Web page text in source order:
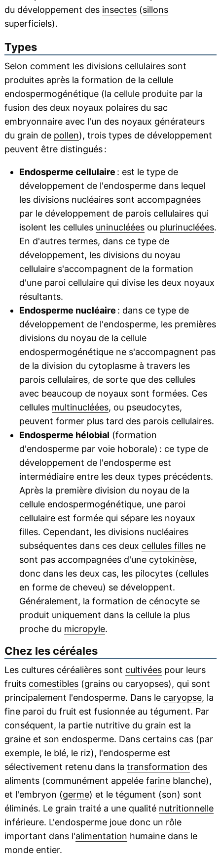
du développement des insectes(sillons
superficiels).
Types
Selon comment les divisions cellulaires sont
produites après la formation de la cellule
endospermogénétique (la cellule produite par la
fusion des deux noyaux polaires du sac
embryonnaire avec l'un des noyaux générateurs
du grain de pollen), trois types de développement
peuvent être distingués :
Endosperme cellulaire : est le type de
développement de l'endosperme dans lequel
les divisions nucléaires sont accompagnées
par le développement de parois cellulaires qui
isolent les cellules uninuclééesou plurinucléées.
En d'autres termes, dans ce type de
développement, les divisions du noyau
cellulaire s'accompagnent de la formation
d'une paroi cellulaire qui divise les deux noyaux
résultants.
Endosperme nucléaire : dans ce type de
développement de l'endosperme, les premières
divisions du noyau de la cellule
endospermogénétique ne s'accompagnent pas
de la division du cytoplasme à travers les
parois cellulaires, de sorte que des cellules
avec beaucoup de noyaux sont formées. Ces
cellules multinucléées, ou pseudocytes,
peuvent former plus tard des parois cellulaires.
Endosperme hélobial (formation
d'endosperme par voie hoborale) : ce type de
développement de l'endosperme est
intermédiaire entre les deux types précédents.
Après la première division du noyau de la
cellule endospermogénétique, une paroi
cellulaire est formée qui sépare les noyaux
filles. Cependant, les divisions nucléaires
subséquentes dans ces deux cellules fillesne
sont pas accompagnées d'une cytokinèse,
donc dans les deux cas, les pilocytes (cellules
en forme de cheveu) se développent.
Généralement, la formation de cénocyte se
produit uniquement dans la cellule la plus
proche du micropyle.
Chez les céréales
Les cultures céréalières sont cultivéespour leurs
fruits comestibles(grains ou caryopses), qui sont
principalement l'endosperme. Dans le caryopse, la
fine paroi du fruit est fusionnée au tégument. Par
conséquent, la partie nutritive du grain est la
graine et son endosperme. Dans certains cas (par
exemple, le blé, le riz), l'endosperme est
sélectivement retenu dans la transformation des
aliments (communément appelée farineblanche),
et l'embryon (germe) et le tégument (son) sont
éliminés. Le grain traité a une qualité nutritionnelle
inférieure. L'endosperme joue donc un rôle
important dans l'alimentation humaine dans le
monde entier.